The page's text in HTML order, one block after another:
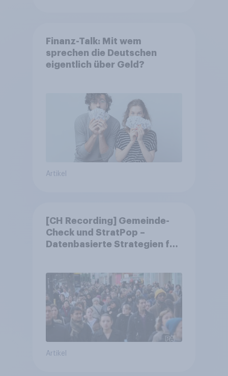
Finanz-Talk: Mit wem
sprechen die Deutschen
eigentlich über Geld?
Artikel
[CH Recording] Gemeinde-
Check und StratPop –
Datenbasierte Strategien für
Artikel